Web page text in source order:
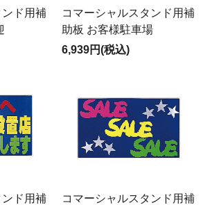
ド用補
コマーシャルスタンド用補
助板 お客様駐車場
6,939円(税込)
ド用補
コマーシャルスタンド用補